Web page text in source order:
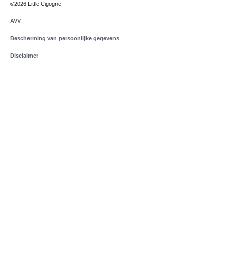
©2026 Little Cigogne
AVV
Bescherming van persoonlijke gegevens
Disclaimer